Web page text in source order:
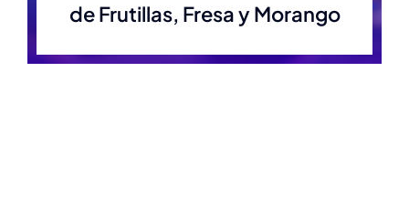
de Frutillas, Fresa y Morango